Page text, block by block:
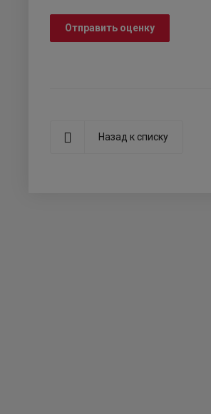
Отправить оценку
Назад к списку